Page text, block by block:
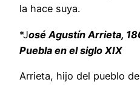
la hace suya.
*José Agustín Arrieta,
Puebla en el siglo XIX
Arrieta, hijo del pueblo